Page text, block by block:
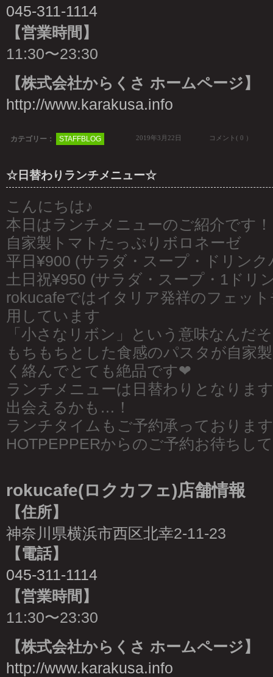
045-311-1114
【営業時間】
11:30〜23:30
【株式会社からくさ ホームページ】
http://www.karakusa.info
カテゴリー： STAFFBLOG 2019年3月22日 コメント( 0 ）
☆日替わりランチメニュー☆
こんにちは♪
本日はランチメニューのご紹介です！
自家製トマトたっぷりボロネーゼ
平日¥900 (サラダ・スープ・ドリンク
土日祝¥950 (サラダ・スープ・1ドリ
rokucafeではイタリア発祥のフェッ
用しています
「小さなリボン」という意味なんだ
もちもちとした食感のパスタが自家
く絡んでとても絶品です❤︎
ランチメニューは日替わりとなりま
出会えるかも…！
ランチタイムもご予約承っておりま
HOTPEPPERからのご予約お待ちし
rokucafe(ロクカフェ)店舗情報
【住所】
神奈川県横浜市西区北幸2-11-23
【電話】
045-311-1114
【営業時間】
11:30〜23:30
【株式会社からくさ ホームページ】
http://www.karakusa.info